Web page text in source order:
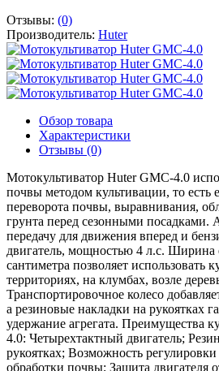
Отзывы: (0)
Производитель: Huter
Обзор товара
Характеристики
Отзывы (0)
Мотокультиватор Huter GMC-4.0
почвы методом культивации, то есть
переворота почвы, выравнивания,
грунта перед сезонными посадками.
передачу для движения вперед и
двигатель, мощностью 4 л.с. Ширина
сантиметра позволяет использовать
территориях, на клумбах, возле
Транспортировочное колесо
а резиновые накладки на рукоятках
удержание агрегата. Преимущества
4.0: Четырехтактный двигатель;
рукоятках; Возможность
обработки почвы; Защита двигателя